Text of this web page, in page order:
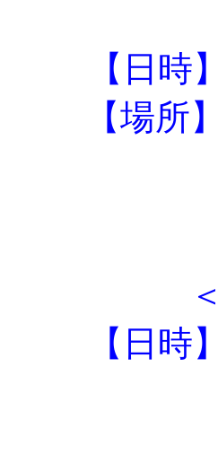
【日時
【場
【日時